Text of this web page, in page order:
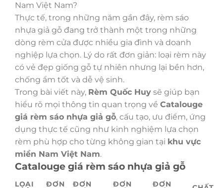
Nam Việt Nam?
Thực tế, trong những năm gần đây, rèm sáo
nhựa giả gỗ đang trở thành một trong những
dòng rèm cửa được nhiều gia đình và doanh
nghiệp lựa chọn. Lý do rất đơn giản: loại rèm này
có vẻ đẹp giống gỗ tự nhiên nhưng lại bền hơn,
chống ẩm tốt và dễ vệ sinh.
Trong bài viết này, Rèm Quốc Huy sẽ giúp bạn
hiểu rõ mọi thông tin quan trọng về Catalouge
giá rèm sáo nhựa giả gỗ, cấu tạo, ưu điểm, ứng
dụng thực tế cũng như kinh nghiệm lựa chọn
rèm phù hợp cho từng không gian tại khu vực
miền Nam Việt Nam.
Catalouge giá rèm sáo nhựa giả gỗ
LOẠI
ĐƠN
ĐƠN
ĐƠN
ĐƠN